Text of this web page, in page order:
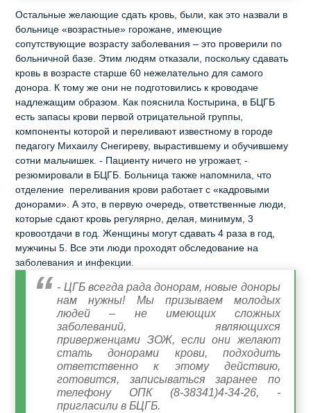
Остальные желающие сдать кровь, были, как это назвали в
больнице «возрастные» горожане, имеющие
сопутствующие возрасту заболевания – это проверили по
больничной базе. Этим людям отказали, поскольку сдавать
кровь в возрасте старше 60 нежелательно для самого
донора. К тому же они не подготовились к кроводаче
надлежащим образом. Как пояснила Костырина, в БЦГБ
есть запасы крови первой отрицательной группы,
компоненты которой и переливают известному в городе
педагогу Михаилу Снегиреву, вырастившему и обучившему
сотни мальчишек. - Пациенту ничего не угрожает, -
резюмировали в БЦГБ. Больница также напомнила, что
отделение переливания крови работает с «кадровыми
донорами». А это, в первую очередь, ответственные люди,
которые сдают кровь регулярно, делая, минимум, 3
кровоотдачи в год. Женщины могут сдавать 4 раза в год,
мужчины 5. Все эти люди проходят обследование на
заболевания и инфекции.
- ЦГБ всегда рада донорам, новые доноры
нам нужны! Мы призываем молодых
людей – не имеющих сложных
заболеваний, являющихся
приверженцами ЗОЖ, если они желают
стать донорами крови, подходить
ответственно к этому действию,
готовится, записываться заранее по
телефону ОПК (8-38341)4-34-26, -
пригласили в БЦГБ.